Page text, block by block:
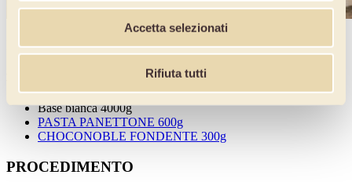
Accetta selezionati
Rifiuta tutti
INGREDIENTI
Base bianca 4000g
PASTA PANETTONE 600g
CHOCONOBLE FONDENTE 300g
PROCEDIMENTO